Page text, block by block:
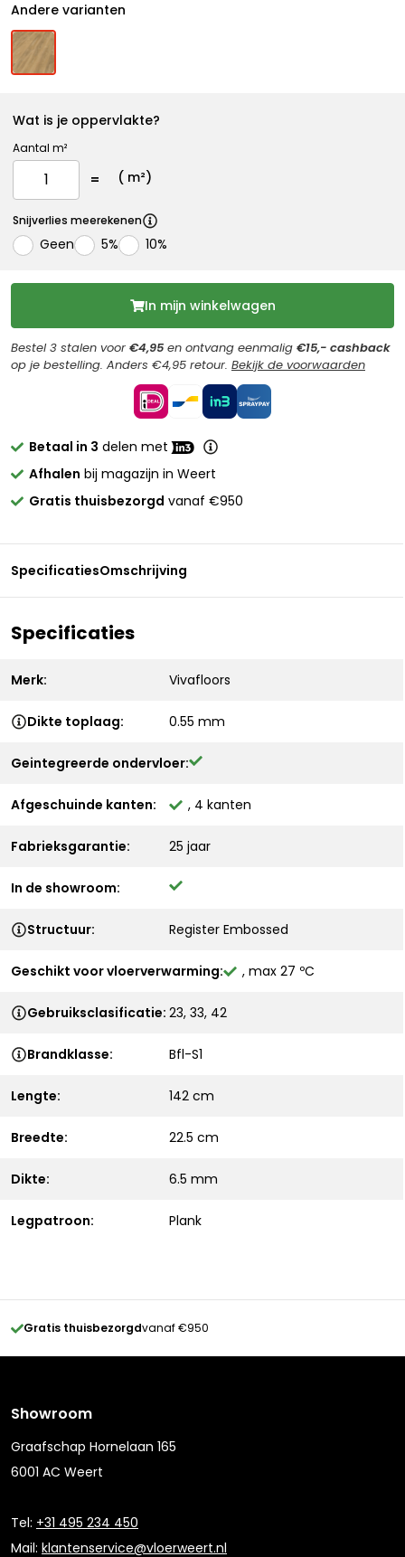
Andere varianten
Wat is je oppervlakte?
Aantal m²
( m²)
Snijverlies meerekenen
Geen 5% 10%
In mijn winkelwagen
Bestel 3 stalen voor €4,95 en ontvang eenmalig €15,- cashback
op je bestelling. Anders €4,95 retour. Bekijk de voorwaarden
Betaal in 3 delen met
Afhalen bij magazijn in Weert
Gratis thuisbezorgd vanaf €950
SpecificatiesOmschrijving
Specificaties
Merk: Vivafloors
Dikte toplaag: 0.55 mm
Geintegreerde ondervloer:
Afgeschuinde kanten: , 4 kanten
Fabrieksgarantie: 25 jaar
In de showroom:
Structuur: Register Embossed
Geschikt voor vloerverwarming: , max 27 ºC
Gebruiksclasificatie: 23, 33, 42
Brandklasse: Bfl-S1
Lengte: 142 cm
Breedte: 22.5 cm
Dikte: 6.5 mm
Legpatroon: Plank
Gratis thuisbezorgdvanaf €950
Showroom
Graafschap Hornelaan 165
6001 AC Weert
Tel: +31 495 234 450
Mail: klantenservice@vloerweert.nl